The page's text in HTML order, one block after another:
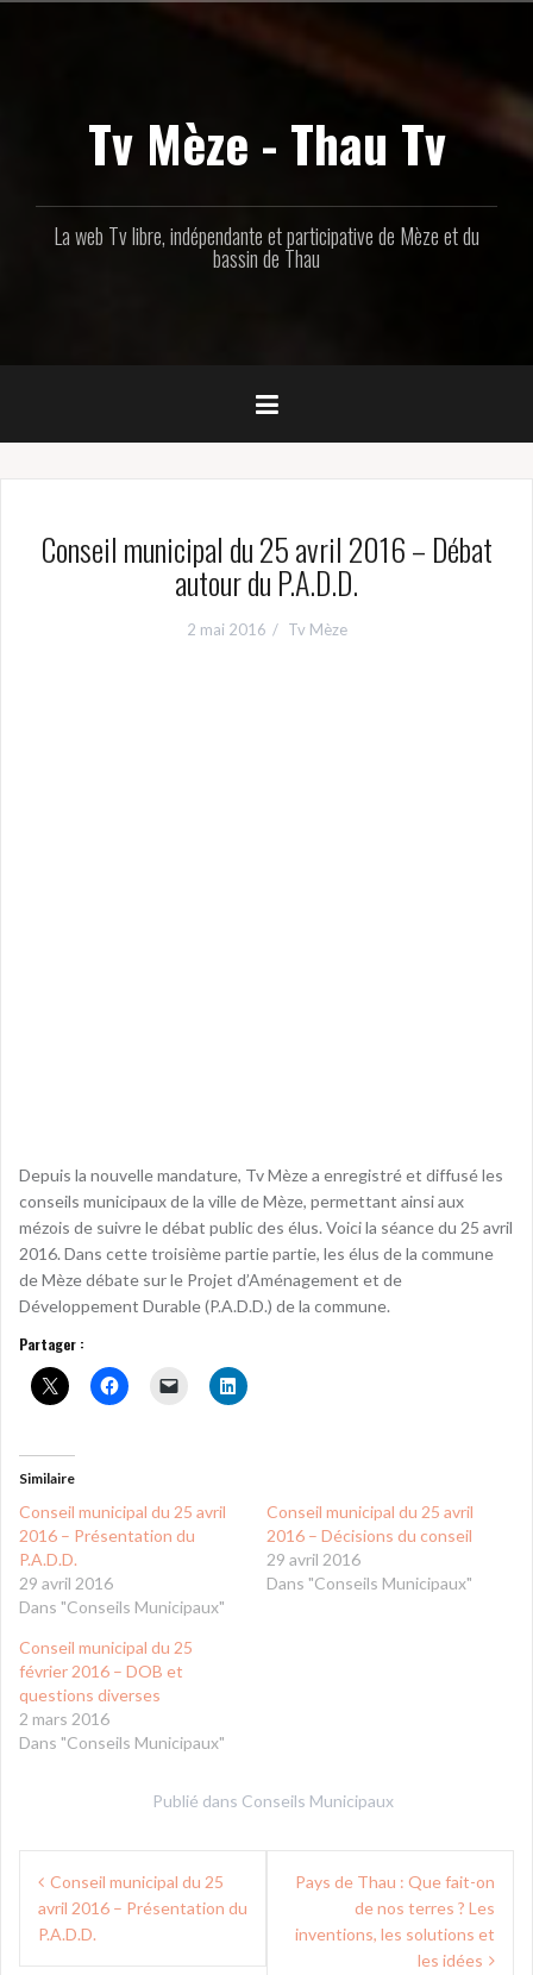
Tv Mèze - Thau Tv
La web Tv libre, indépendante et participative de Mèze et du
bassin de Thau
Conseil municipal du 25 avril 2016 – Débat
autour du P.A.D.D.
2 mai 2016 Tv Mèze
Depuis la nouvelle mandature, Tv Mèze a enregistré et diffusé les
conseils municipaux de la ville de Mèze, permettant ainsi aux
mézois de suivre le débat public des élus. Voici la séance du 25 avril
2016. Dans cette troisième partie partie, les élus de la commune
de Mèze débate sur le Projet d’Aménagement et de
Développement Durable (P.A.D.D.) de la commune.
Partager :
Similaire
Conseil municipal du 25 avril
2016 – Présentation du
P.A.D.D.
29 avril 2016
Dans "Conseils Municipaux"
Conseil municipal du 25 avril
2016 – Décisions du conseil
29 avril 2016
Dans "Conseils Municipaux"
Conseil municipal du 25
février 2016 – DOB et
questions diverses
2 mars 2016
Dans "Conseils Municipaux"
Publié dans Conseils Municipaux
Navigation
de
l’article
Conseil municipal du 25
avril 2016 – Présentation du
P.A.D.D.
Pays de Thau : Que fait-on
de nos terres ? Les
inventions, les solutions et
les idées